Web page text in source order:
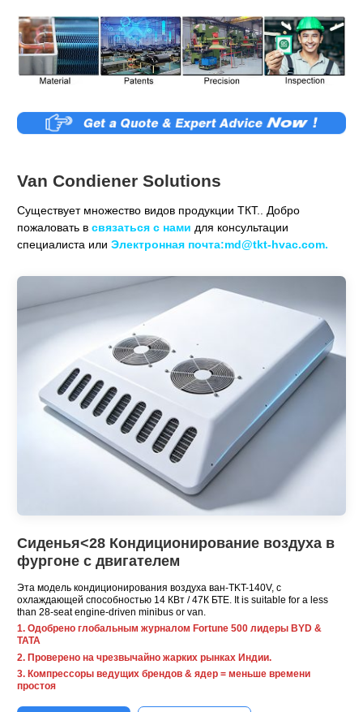
Van Condiener Solutions
Существует множество видов продукции ТКТ.. Добро
пожаловать в связаться с нами для консультации
специалиста или Электронная почта:md@tkt-hvac.com.
Сиденья<28 Кондиционирование воздуха в
фургоне с двигателем
Эта модель кондиционирования воздуха ван-TKT-140V, с
охлаждающей способностью 14 КВт / 47К БТЕ. It is suitable for a less
than 28-seat engine-driven minibus or van.
1. Одобрено глобальным журналом Fortune 500 лидеры BYD &
ТАТА
2. Проверено на чрезвычайно жарких рынках Индии.
3. Компрессоры ведущих брендов & ядер = меньше времени
простоя